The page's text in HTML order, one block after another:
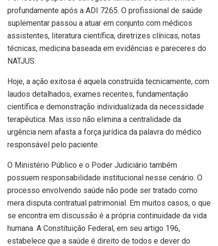
profundamente após a ADI 7265. O profissional de saúde
suplementar passou a atuar em conjunto com médicos
assistentes, literatura científica, diretrizes clínicas, notas
técnicas, medicina baseada em evidências e pareceres do
NATJUS.
Hoje, a ação exitosa é aquela construída tecnicamente, com
laudos detalhados, exames recentes, fundamentação
científica e demonstração individualizada da necessidade
terapêutica. Mas isso não elimina a centralidade da
urgência nem afasta a força jurídica da palavra do médico
responsável pelo paciente.
O Ministério Público e o Poder Judiciário também
possuem responsabilidade institucional nesse cenário. O
processo envolvendo saúde não pode ser tratado como
mera disputa contratual patrimonial. Em muitos casos, o que
se encontra em discussão é a própria continuidade da vida
humana. A Constituição Federal, em seu artigo 196,
estabelece que a saúde é direito de todos e dever do